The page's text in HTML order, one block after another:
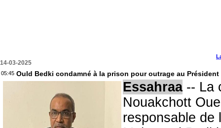
14-03-2025
05:45 Ould Bedki condamné à la prison pour outrage au
Essahraa-- La
Nouakchott
responsable de